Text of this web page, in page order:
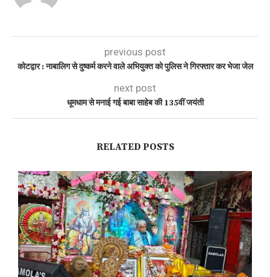
previous post
कोटद्वार : नाबालिग से दुष्कर्म करने वाले अभियुक्त को पुलिस ने गिरफ्तार कर भेजा जेल
next post
धूमधाम से मनाई गई बाबा साहेब की 135वीं जयंती
RELATED POSTS